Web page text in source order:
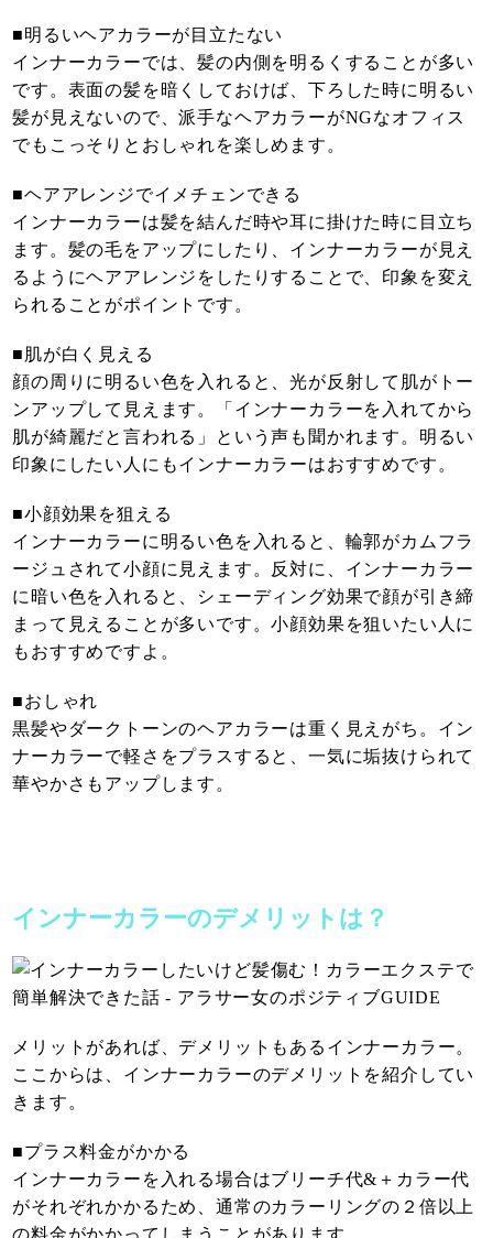
■明るいヘアカラーが目立たない
インナーカラーでは、髪の内側を明るくすることが多い
です。表面の髪を暗くしておけば、下ろした時に明るい
髪が見えないので、派手なヘアカラーがNGなオフィス
でもこっそりとおしゃれを楽しめます。
■ヘアアレンジでイメチェンできる
インナーカラーは髪を結んだ時や耳に掛けた時に目立ち
ます。髪の毛をアップにしたり、インナーカラーが見え
るようにヘアアレンジをしたりすることで、印象を変え
られることがポイントです。
■肌が白く見える
顔の周りに明るい色を入れると、光が反射して肌がトー
ンアップして見えます。「インナーカラーを入れてから
肌が綺麗だと言われる」という声も聞かれます。明るい
印象にしたい人にもインナーカラーはおすすめです。
■小顔効果を狙える
インナーカラーに明るい色を入れると、輪郭がカムフラ
ージュされて小顔に見えます。反対に、インナーカラー
に暗い色を入れると、シェーディング効果で顔が引き締
まって見えることが多いです。小顔効果を狙いたい人に
もおすすめですよ。
■おしゃれ
黒髪やダークトーンのヘアカラーは重く見えがち。イン
ナーカラーで軽さをプラスすると、一気に垢抜けられて
華やかさもアップします。
インナーカラーのデメリットは？
メリットがあれば、デメリットもあるインナーカラー。
ここからは、インナーカラーのデメリットを紹介してい
きます。
■プラス料金がかかる
インナーカラーを入れる場合はブリーチ代&＋カラー代
がそれぞれかかるため、通常のカラーリングの２倍以上
の料金がかかってしまうことがあります。